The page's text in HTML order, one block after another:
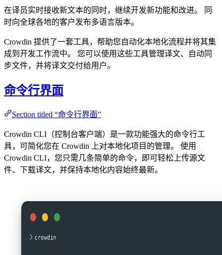
在译员实时接收新文本的同时，继续开发新功能和改进。 同
时向全球各地的客户发布多语言版本。
Crowdin 提供了一套工具，帮助您自动化本地化流程并将其集
成到开发工作流中。 您可以使用这些工具管理译文、自动同
步文件，并将译文交付给用户。
命令行界面
Section titled “命令行界面”
Crowdin CLI（控制台客户端）是一款功能强大的命令行工
具，可简化您在 Crowdin 上对本地化项目的管理。 使用
Crowdin CLI，您只需几条简单的命令，即可轻松上传源文
件、下载译文，并保持本地化内容始终最新。